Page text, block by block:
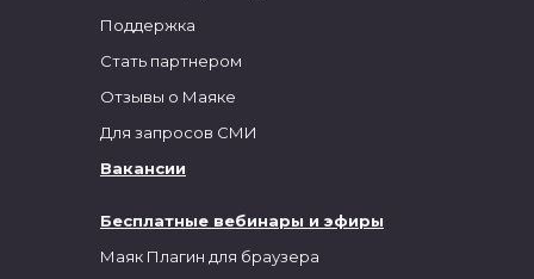
Бесплатные вебинары и эфиры
Маяк Плагин для браузера
Поддержка
Стать партнером
Отзывы о Маяке
Для запросов СМИ
Вакансии